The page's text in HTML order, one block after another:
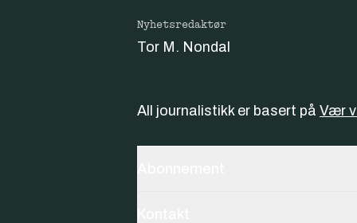
Nyhetsredaktør
Tor M. Nondal
All journalistikk er basert på Vær